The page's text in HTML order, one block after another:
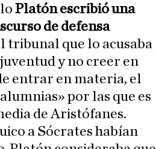
Platón escribió una
de defensa
tribunal que lo acusaba
y no creer en
entrar en materia, el
por las que es
de Aristófanes.
a Sócrates habían